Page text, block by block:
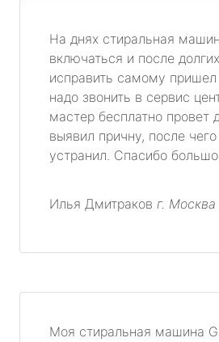
На днях стиральная
включаться и после
исправить самому
надо звонить в сервис
мастер бесплатно провет
выявил причну, после
устранил. Спасибо
Илья Дмитраков г. Москва
Моя стиральная машина